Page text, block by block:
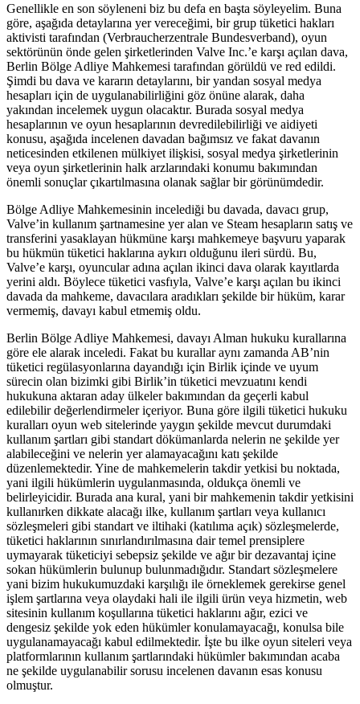
Genellikle en son söyleneni biz bu defa en başta söyleyelim. Buna
göre, aşağıda detaylarına yer vereceğimi, bir grup tüketici hakları
aktivisti tarafından (Verbraucherzentrale Bundesverband), oyun
sektörünün önde gelen şirketlerinden Valve Inc.’e karşı açılan dava,
Berlin Bölge Adliye Mahkemesi tarafından görüldü ve red edildi.
Şimdi bu dava ve kararın detaylarını, bir yandan sosyal medya
hesapları için de uygulanabilirliğini göz önüne alarak, daha
yakından incelemek uygun olacaktır. Burada sosyal medya
hesaplarının ve oyun hesaplarının devredilebilirliği ve aidiyeti
konusu, aşağıda incelenen davadan bağımsız ve fakat davanın
neticesinden etkilenen mülkiyet ilişkisi, sosyal medya şirketlerinin
veya oyun şirketlerinin halk arzlarındaki konumu bakımından
önemli sonuçlar çıkartılmasına olanak sağlar bir görünümdedir.
Bölge Adliye Mahkemesinin incelediği bu davada, davacı grup,
Valve’in kullanım şartnamesine yer alan ve Steam hesapların satış ve
transferini yasaklayan hükmüne karşı mahkemeye başvuru yaparak
bu hükmün tüketici haklarına aykırı olduğunu ileri sürdü. Bu,
Valve’e karşı, oyuncular adına açılan ikinci dava olarak kayıtlarda
yerini aldı. Böylece tüketici vasfıyla, Valve’e karşı açılan bu ikinci
davada da mahkeme, davacılara aradıkları şekilde bir hüküm, karar
vermemiş, davayı kabul etmemiş oldu.
Berlin Bölge Adliye Mahkemesi, davayı Alman hukuku kurallarına
göre ele alarak inceledi. Fakat bu kurallar aynı zamanda AB’nin
tüketici regülasyonlarına dayandığı için Birlik içinde ve uyum
sürecin olan bizimki gibi Birlik’in tüketici mevzuatını kendi
hukukuna aktaran aday ülkeler bakımından da geçerli kabul
edilebilir değerlendirmeler içeriyor. Buna göre ilgili tüketici hukuku
kuralları oyun web sitelerinde yaygın şekilde mevcut durumdaki
kullanım şartları gibi standart dökümanlarda nelerin ne şekilde yer
alabileceğini ve nelerin yer alamayacağını katı şekilde
düzenlemektedir. Yine de mahkemelerin takdir yetkisi bu noktada,
yani ilgili hükümlerin uygulanmasında, oldukça önemli ve
belirleyicidir. Burada ana kural, yani bir mahkemenin takdir yetkisini
kullanırken dikkate alacağı ilke, kullanım şartları veya kullanıcı
sözleşmeleri gibi standart ve iltihaki (katılıma açık) sözleşmelerde,
tüketici haklarının sınırlandırılmasına dair temel prensiplere
uymayarak tüketiciyi sebepsiz şekilde ve ağır bir dezavantaj içine
sokan hükümlerin bulunup bulunmadığıdır. Standart sözleşmelere
yani bizim hukukumuzdaki karşılığı ile örneklemek gerekirse genel
işlem şartlarına veya olaydaki hali ile ilgili ürün veya hizmetin, web
sitesinin kullanım koşullarına tüketici haklarını ağır, ezici ve
dengesiz şekilde yok eden hükümler konulamayacağı, konulsa bile
uygulanamayacağı kabul edilmektedir. İşte bu ilke oyun siteleri veya
platformlarının kullanım şartlarındaki hükümler bakımından acaba
ne şekilde uygulanabilir sorusu incelenen davanın esas konusu
olmuştur.